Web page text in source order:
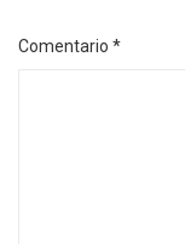
Comentario *